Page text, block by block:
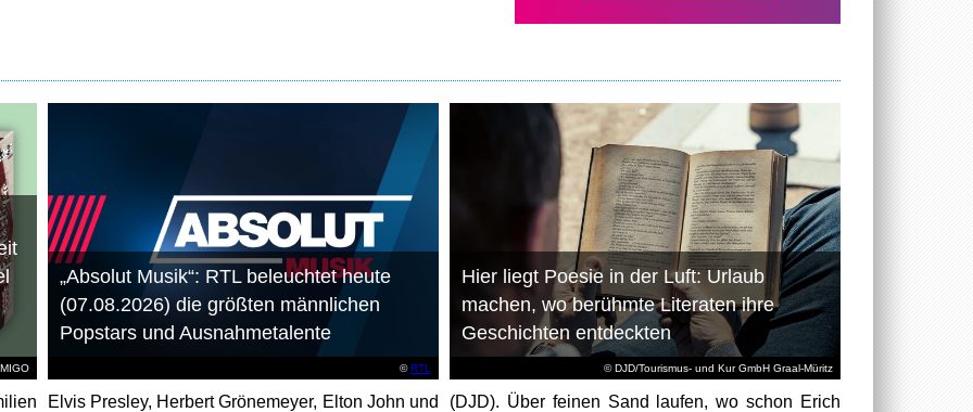
©RTL
„Absolut Musik“: RTL beleuchtet heute
(07.08.2026) die größten männlichen
Popstars und Ausnahmetalente
Elvis Presley, Herbert Grönemeyer, Elton John und
© DJD/Tourismus- und Kur GmbH Graal-Müritz
Hier liegt Poesie in der Luft: Urlaub
machen, wo berühmte Literaten ihre
Geschichten entdeckten
(DJD). Über feinen Sand laufen, wo schon Erich